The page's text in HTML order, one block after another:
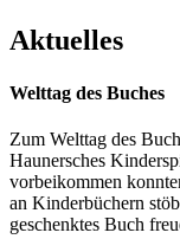
Aktuelles
Welttag des Buches
Zum Welttag des
Haunersches
vorbeikommen
an Kinderbüchern
geschenktes Buch